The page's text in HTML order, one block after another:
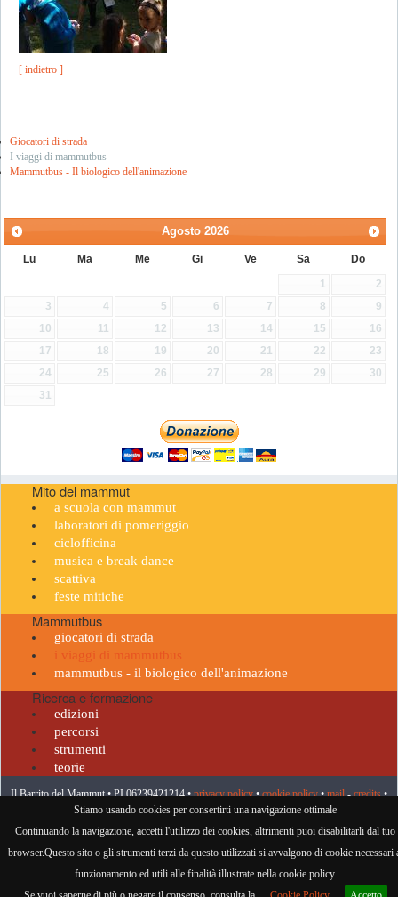
Stiamo usando cookies per consertirti una navigazione ottimale
Continuando la navigazione, accetti l'utilizzo dei cookies, altrimenti puoi disabilitarli dal tuo
browser.Questo sito o gli strumenti terzi da questo utilizzati si avvalgono di cookie necessari
funzionamento ed utili alle finalità illustrate nella cookie policy.
[ indietro ]
Giocatori di strada
I viaggi di mammutbus
Mammutbus - Il biologico dell'animazione
Agosto 2026
Lu Ma Me Gi Ve Sa Do
1
2
3
4 5 6 7 8
9
10
11 12 13 14 15
16
17
18 19 20 21 22
23
24
25 26 27 28 29
30
31
Mito del mammut
a scuola con mammut
laboratori di pomeriggio
ciclofficina
musica e break dance
scattiva
feste mitiche
Mammutbus
giocatori di strada
i viaggi di mammutbus
mammutbus - il biologico dell'animazione
Ricerca e formazione
edizioni
percorsi
strumenti
teorie
Il Barrito del Mammut • PI 06239421214 • privacy policy • cookie policy • mail - credits •
visitatore n° 958988